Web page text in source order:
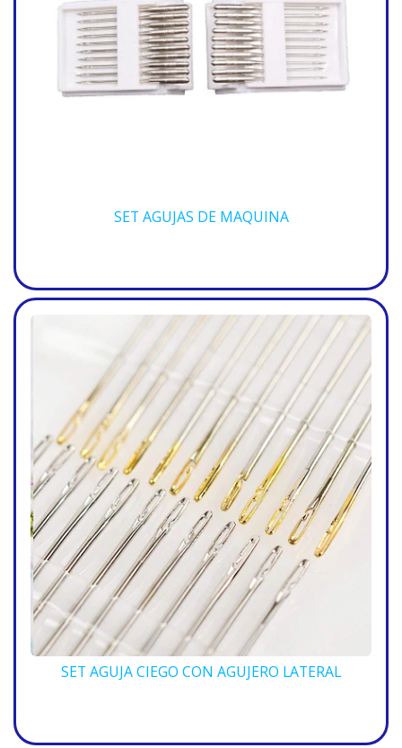
SET AGUJAS DE MAQUINA
SET AGUJA CIEGO CON AGUJERO LATERAL